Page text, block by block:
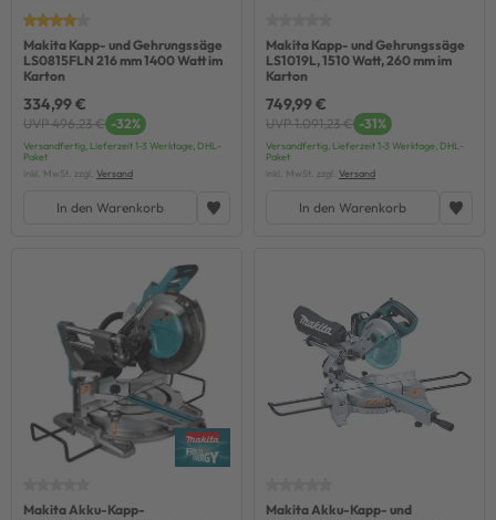
Makita Kapp- und Gehrungssäge
LS0815FLN 216 mm 1400 Watt im
Karton
334,99 €
UVP 496,23 € -32%
Versandfertig, Lieferzeit 1-3 Werktage, DHL-
Paket
inkl. MwSt. zzgl. Versand
In den Warenkorb
Makita Kapp- und Gehrungssäge
LS1019L, 1510 Watt, 260 mm im
Karton
749,99 €
UVP 1.091,23 € -31%
Versandfertig, Lieferzeit 1-3 Werktage, DHL-
Paket
inkl. MwSt. zzgl. Versand
In den Warenkorb
Makita Akku-Kapp-
Makita Akku-Kapp- und